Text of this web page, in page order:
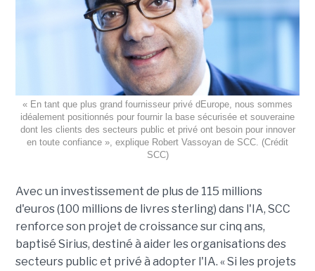
« En tant que plus grand fournisseur privé dEurope, nous sommes
idéalement positionnés pour fournir la base sécurisée et souveraine
dont les clients des secteurs public et privé ont besoin pour innover
en toute confiance », explique Robert Vassoyan de SCC. (Crédit
SCC)
Avec un investissement de plus de 115 millions
d'euros (100 millions de livres sterling) dans l'IA, SCC
renforce son projet de croissance sur cinq ans,
baptisé Sirius, destiné à aider les organisations des
secteurs public et privé à adopter l'IA. « Si les projets